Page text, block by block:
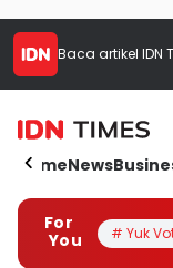
Baca artikel IDN
HomeNews
For
You
# Yuk